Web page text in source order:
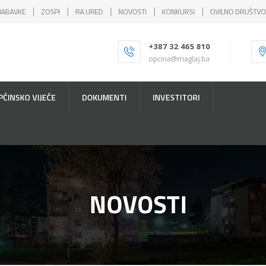
ZOSPI RA URED NOVOSTI KONKURSI CIVILNO DRUŠTVO
+387 32 465 810
opcina@maglaj.ba
VIJEĆE DOKUMENTI INVESTITORI
NOVOSTI